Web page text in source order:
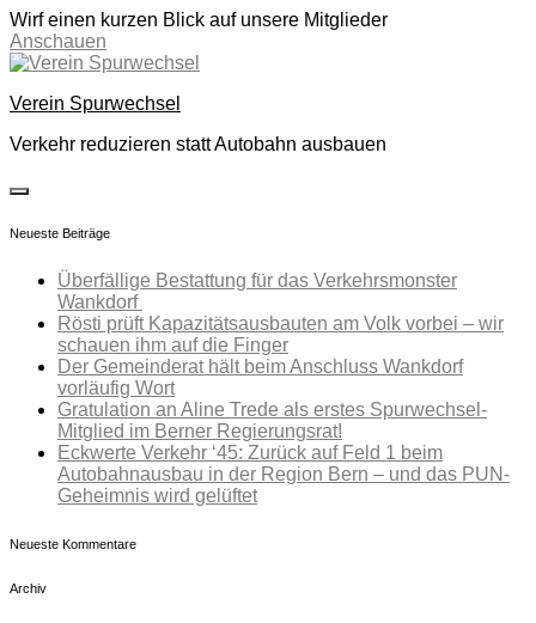
Wirf einen kurzen Blick auf unsere Mitglieder
Anschauen
Skip
content
Verein Spurwechsel
Verkehr reduzieren statt Autobahn ausbauen
toggle
sidebar
Neueste Beiträge
Überfällige Bestattung für das Verkehrsmonster
Wankdorf
Rösti prüft Kapazitätsausbauten am Volk vorbei – wir
schauen ihm auf die Finger
Der Gemeinderat hält beim Anschluss Wankdorf
vorläufig Wort
Gratulation an Aline Trede als erstes Spurwechsel-
Mitglied im Berner Regierungsrat!
Eckwerte Verkehr ‘45: Zurück auf Feld 1 beim
Autobahnausbau in der Region Bern – und das PUN-
Geheimnis wird gelüftet
Neueste Kommentare
Archiv